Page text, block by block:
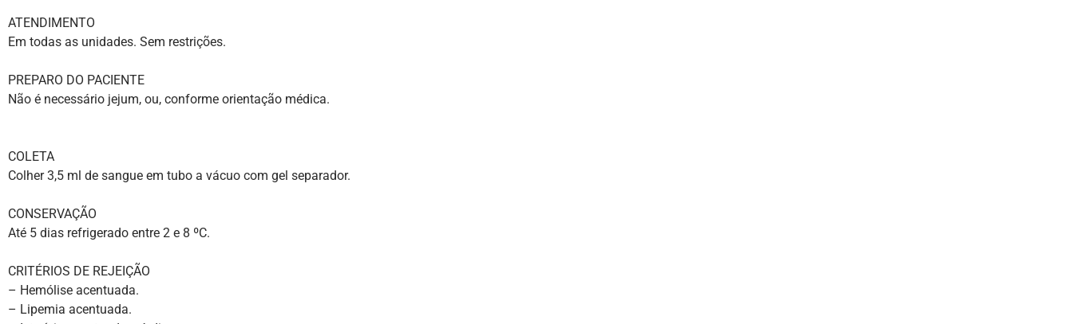
ATENDIMENTO
Em todas as unidades. Sem restrições.
PREPARO DO PACIENTE
Não é necessário jejum, ou, conforme orientação médica.
COLETA
Colher 3,5 ml de sangue em tubo a vácuo com gel separador.
CONSERVAÇÃO
Até 5 dias refrigerado entre 2 e 8 ºC.
CRITÉRIOS DE REJEIÇÃO
– Hemólise acentuada.
– Lipemia acentuada.